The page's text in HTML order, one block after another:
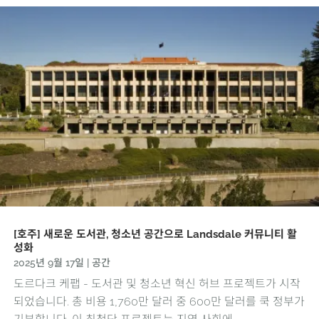
[호주] 새로운 도서관, 청소년 공간으로 Landsdale 커뮤니티 활
성화
2025년 9월 17일 공간
도르다크 케팹 - 도서관 및 청소년 혁신 허브 프로젝트가 시작
되었습니다. 총 비용 1,760만 달러 중 600만 달러를 쿡 정부가